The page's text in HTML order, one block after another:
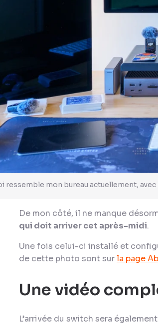
ressemble mon bureau actuellement, avec
De mon côté, il ne manque
qui doit arriver cet après-midi.
Une fois celui-ci installé et
de cette photo sont surla page
Une vidéo
L’arrivée du switch sera